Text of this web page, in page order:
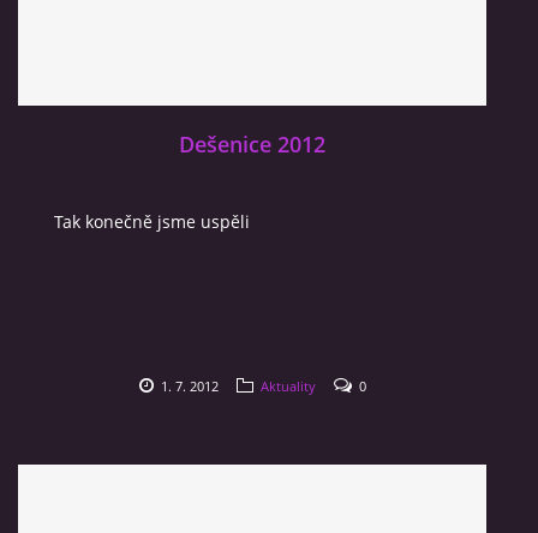
Dešenice 2012
Tak konečně jsme uspěli
1. 7. 2012 Aktuality 0